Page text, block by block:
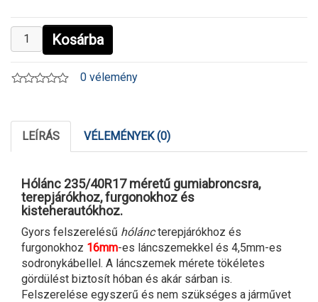
Kosárba
0 vélemény
LEÍRÁS VÉLEMÉNYEK (0)
Hólánc 235/40R17 méretű gumiabroncsra,
terepjárókhoz, furgonokhoz és
kisteherautókhoz.
Gyors felszerelésű hóláncterepjárókhoz és
furgonokhoz 16mm-es láncszemekkel és 4,5mm-es
sodronykábellel. A láncszemek mérete tökéletes
gördülést biztosít hóban és akár sárban is.
Felszerelése egyszerű és nem szükséges a járművet